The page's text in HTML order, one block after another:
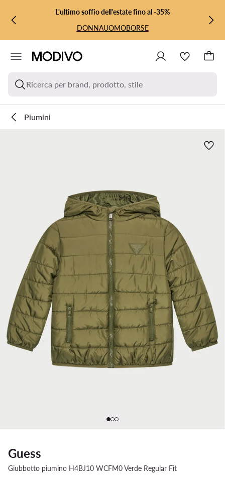
VAI AL CONTENUTO PRINCIPALE
VAI ALLA RICERCAL'ultimo soffio dell'estate fino al -35%
DONNAUOMOBORSE
Ricerca per brand, prodotto, stile
Piumini
Guess
Giubbotto piumino H4BJ10 WCFM0 Verde Regular Fit